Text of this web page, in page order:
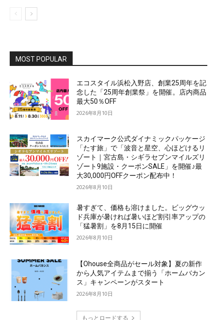
MOST POPULAR
エコスタイル浜松入野店、創業25周年を記
念した「25周年創業祭」を開催。店内商品
最大50％OFF
2026年8月10日
スカイマーク公式ダイナミックパッケージ
「たす旅」で「波音と星空、心ほどけるリ
ゾート｜宮古島・シギラセブンマイルズリ
ゾート9施設・クーポンSALE」を開催♪最
大30,000円OFFクーポン配布中！
2026年8月10日
暑すぎて、価格も溶けました。ビッグウッ
ド兵庫が暑ければ暑いほど割引率アップの
「猛暑割」を8月15日に開催
2026年8月10日
【Ohouse全商品がセール対象】夏の新作
から人気アイテムまで揃う「ホームバカン
ス」キャンペーンがスタート
2026年8月10日
もっとロードする